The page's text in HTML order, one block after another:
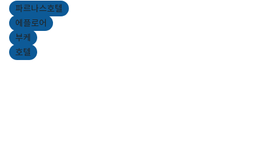
파르나스호텔
에플로어
부케
호텔